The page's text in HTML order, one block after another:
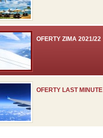
OFERTY ZIMA 2021/22
OFERTY LAST MINUTE